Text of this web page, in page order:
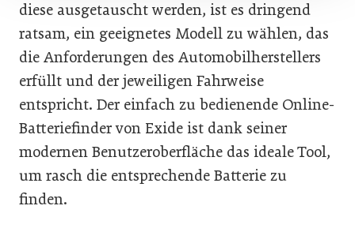
diese ausgetauscht werden, ist es dringend
ratsam, ein geeignetes Modell zu wählen, das
die Anforderungen des Automobilherstellers
erfüllt und der jeweiligen Fahrweise
entspricht. Der einfach zu bedienende Online-
Batteriefinder von Exide ist dank seiner
modernen Benutzeroberfläche das ideale Tool,
um rasch die entsprechende Batterie zu
finden.